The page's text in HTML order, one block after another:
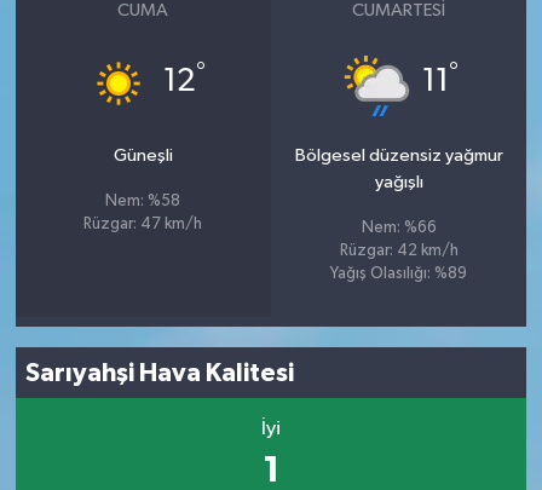
CUMA
12°
Güneşli
Nem: %58
Rüzgar: 47 km/h
CUMARTESI
11 °
Bölgesel düzensiz yağmur
yağışlı
Nem: %66
Rüzgar: 42 km/h
Yağış Olasılığı: %89
Sarıyahşi Hava Kalitesi
İyi
1